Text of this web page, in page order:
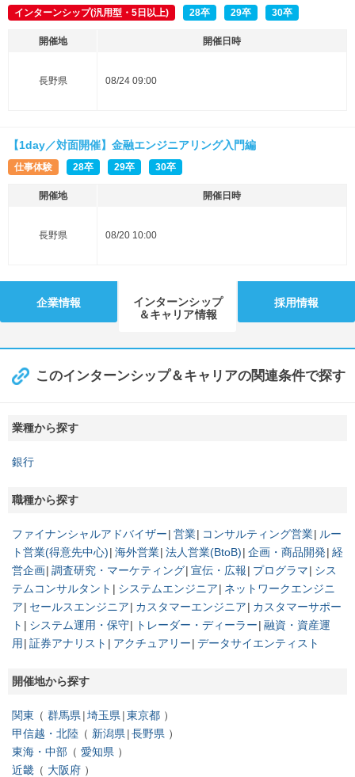
インターンシップ(汎用型・5日以上) 28卒 29卒 30卒
開催地 開催日時
長野県 08/24 09:00
【1day／対面開催】金融エンジニアリング入門編
仕事体験 28卒 29卒 30卒
開催地 開催日時
長野県 08/20 10:00
企業情報
インターンシップ
＆キャリア情報
採用情報
このインターンシップ＆キャリアの関連条件で探す
業種から探す
銀行
職種から探す
ファイナンシャルアドバイザー 営業 コンサルティング営業
ルー
ト営業(得意先中心) 海外営業 法人営業(BtoB) 企画・商品開発 経
営企画 調査研究・マーケティング 宣伝・広報 プログラマ
シス
テムコンサルタント
システムエンジニア
ネットワークエンジニ
ア
セールスエンジニア カスタマーエンジニア
カスタマーサポー
ト
システム運用・保守 トレーダー・ディーラー 融資・資産運
用
証券アナリスト アクチュアリー データサイエンティスト
開催地から探す
関東 群馬県 埼玉県 東京都
甲信越・北陸
新潟県 長野県
東海・中部
愛知県
近畿
大阪府